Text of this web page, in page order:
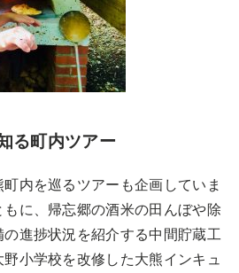
る町内ツアー
内を巡るツアーも企画していま
に、帰忘郷の酒米の田んぼや除
進捗状況を紹介する中間貯蔵工
小学校を改修した大熊インキュ